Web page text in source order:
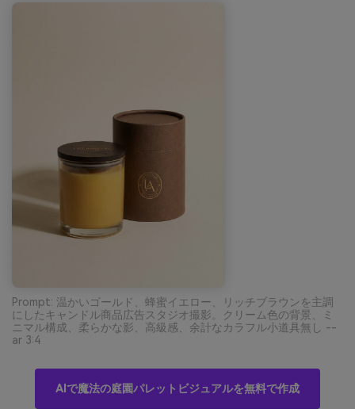
Prompt: 温かいゴールド、蜂蜜イエロー、リッチブラウンを主調
にしたキャンドル商品広告スタジオ撮影。クリーム色の背景、ミ
ニマル構成、柔らかな影、高級感、余計なカラフル小道具無し --
ar 3:4
AIで魔法の庭園パレットビジュアルを無料で作成